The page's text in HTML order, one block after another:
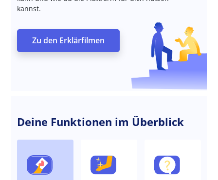
kannst.
Zu den Erklärfilmen
Deine Funktionen im Überblick